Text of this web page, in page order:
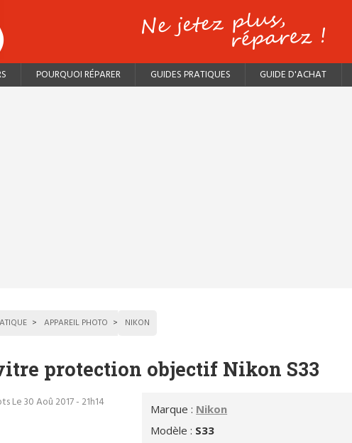
POURQUOI RÉPARER GUIDES PRATIQUES GUIDE D'ACHAT
APPAREIL PHOTO NIKON
protection objectif Nikon S33
Marque : Nikon
Modèle : S33
Le 30 Aoû 2017 - 21h14